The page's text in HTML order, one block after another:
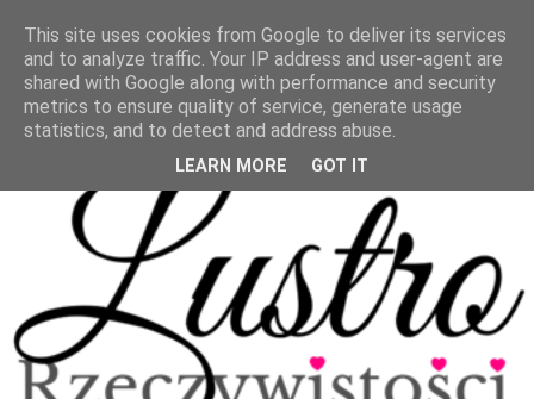
This site uses cookies from Google to deliver its services
and to analyze traffic. Your IP address and user-agent are
shared with Google along with performance and security
metrics to ensure quality of service, generate usage
statistics, and to detect and address abuse.
LEARN MORE GOT IT